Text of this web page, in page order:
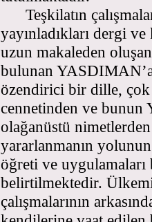
Teşkilatın
yayınladıkları dergi
uzun makaleden
bulunan
özendirici bir dille,
cennetinden ve bunun
olağanüstü
yararlanmanın
öğreti ve uygulamaları
belirtilmektedir.
çalışmalarının